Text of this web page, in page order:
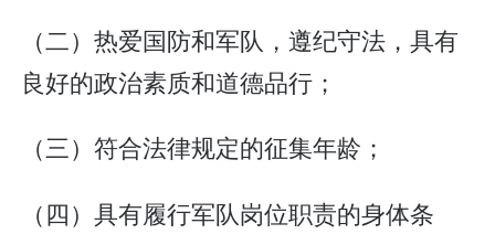
（二）热爱国防和军队，遵纪守法，具有
良好的政治素质和道德品行；
（三）符合法律规定的征集年龄；
（四）具有履行军队岗位职责的身体条